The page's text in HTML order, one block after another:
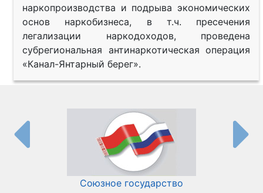
наркопроизводства и подрыва экономических
основ наркобизнеса, в т.ч. пресечения
легализации наркодоходов, проведена
субрегиональная антинаркотическая операция
«Канал-Янтарный берег».
Союзное государство